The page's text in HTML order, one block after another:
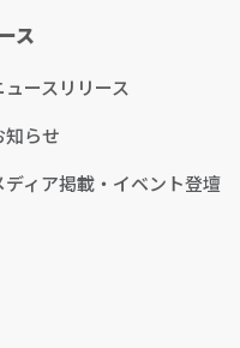
ス
ュースリリース
知らせ
ディア掲載・イベント登壇